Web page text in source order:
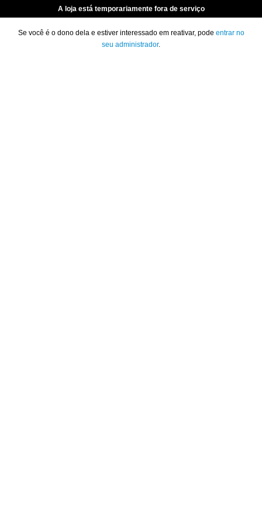
A loja está temporariamente fora de serviço
Se você é o dono dela e estiver interessado em reativar, pode entrar no
seu administrador.